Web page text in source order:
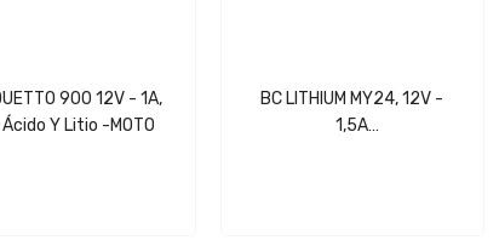
900 12V - 1A,
Ácido Y Litio -MOTO
BC LITHIUM MY24, 12V -
1,5A